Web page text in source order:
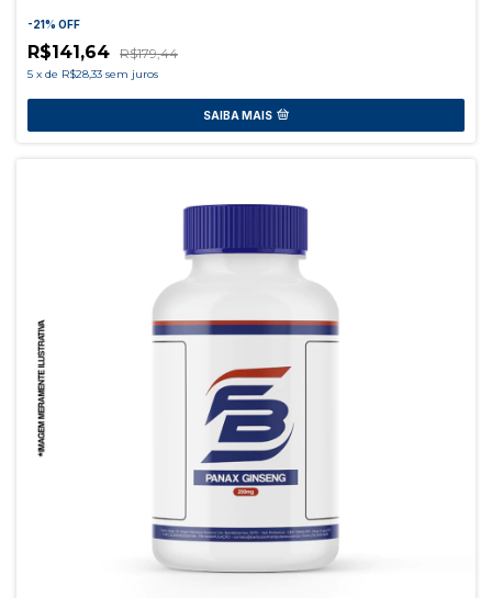
-21% OFF
R$141,64 R$179,44
5 x de R$28,33 sem juros
SAIBA MAIS